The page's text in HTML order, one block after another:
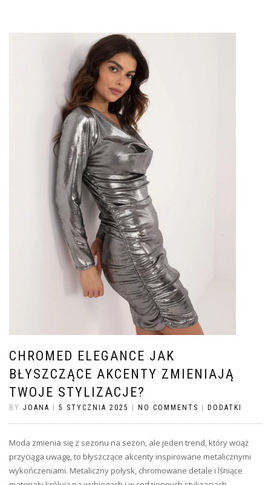
CHROMED ELEGANCE JAK
BŁYSZCZĄCE AKCENTY ZMIENIAJĄ
TWOJE STYLIZACJE?
BY JOANA 5 STYCZNIA 2025 NO COMMENTS DODATKI
Moda zmienia się z sezonu na sezon, ale jeden trend, który wciąż
przyciąga uwagę, to błyszczące akcenty inspirowane metalicznymi
wykończeniami. Metaliczny połysk, chromowane detale i lśniące